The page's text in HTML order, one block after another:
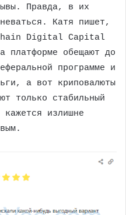
Правда, в их
Катя пишет,
Digital Capital
обещают до
программе и
а вот криповалюты
только стабильный
излишне